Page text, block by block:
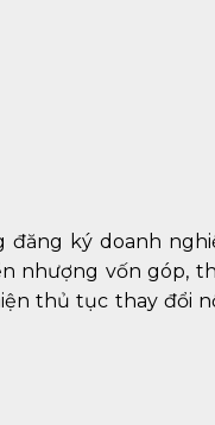
ký doanh
nhượng vốn góp,
thủ tục thay đổi